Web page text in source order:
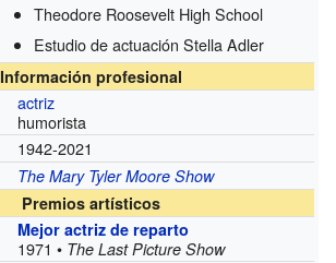
Theodore Roosevelt High School
Estudio de actuación Stella Adler
Información profesional
actriz
humorista
1942-2021
The Mary Tyler Moore Show
Premios artísticos
Mejor actriz de reparto
1971 • The Last Picture Show